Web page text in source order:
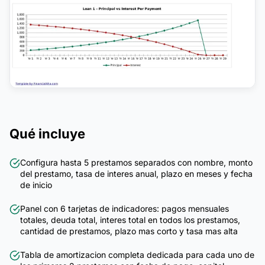
Qué incluye
Configura hasta 5 prestamos separados con nombre, monto
del prestamo, tasa de interes anual, plazo en meses y fecha
de inicio
Panel con 6 tarjetas de indicadores: pagos mensuales
totales, deuda total, interes total en todos los prestamos,
cantidad de prestamos, plazo mas corto y tasa mas alta
Tabla de amortizacion completa dedicada para cada uno de